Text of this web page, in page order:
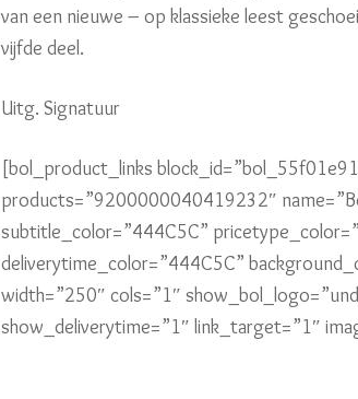
van een nieuwe – op klassieke leest
vijfde deel.
Uitg. Signatuur
[bol_product_links
products=”9200000040419232″
subtitle_color=”444C5C”
deliverytime_color=”444C5C”
width=”250″ cols=”1″
show_deliverytime=”1″ link_target=”1″